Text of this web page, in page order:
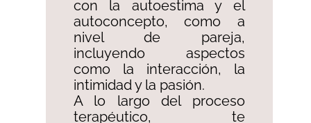
con la autoestima y el
autoconcepto, como a
nivel de pareja,
incluyendo aspectos
como la interacción, la
intimidad y la pasión.
A lo largo del proceso
terapéutico, te